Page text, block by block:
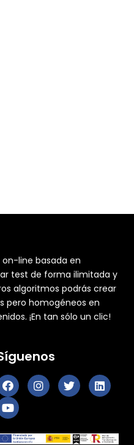
on-line basada en
test de forma ilimitada y
algoritmos podrás crear
pero homogéneos en
¡En tan sólo un clic!